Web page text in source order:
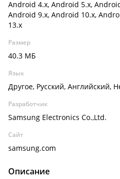
Android 4.x, Android 5.x,
Android 9.x, Android 10.x,
13.x
Размер
40.3 МБ
Язык
Другое, Русский, Английский,
Разработчик
Samsung Electronics Co.,Ltd.
Сайт
samsung.com
Описание